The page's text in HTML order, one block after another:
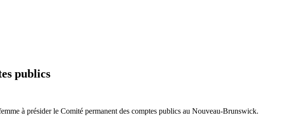
publics
à présider le Comité permanent des comptes publics au Nouveau-Brunswick.